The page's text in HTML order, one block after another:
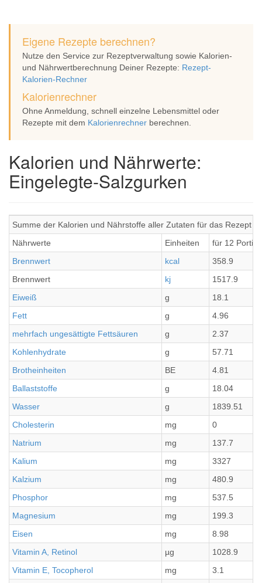
Eigene Rezepte berechnen?
Nutze den Service zur Rezeptverwaltung sowie Kalorien-
und Nährwertberechnung Deiner Rezepte: Rezept-
Kalorien-Rechner
Kalorienrechner
Ohne Anmeldung, schnell einzelne Lebensmittel oder
Rezepte mit dem Kalorienrechner berechnen.
Kalorien und Nährwerte:
Eingelegte-Salzgurken
Summe der Kalorien und Nährstoffe aller Zutaten für das Rezept
Nährwerte
Einheiten
für 12
Brennwert
kcal
358.9
Brennwert
kj
1517.9
Eiweiß
g
18.1
Fett
g
4.96
mehrfach ungesättigte Fettsäuren
g
2.37
Kohlenhydrate
g
57.71
Brotheinheiten
BE
4.81
Ballaststoffe
g
18.04
Wasser
g
1839.51
Cholesterin
mg
0
Natrium
mg
137.7
Kalium
mg
3327
Kalzium
mg
480.9
Phosphor
mg
537.5
Magnesium
mg
199.3
Eisen
mg
8.98
Vitamin A, Retinol
µg
1028.9
Vitamin E, Tocopherol
mg
3.1